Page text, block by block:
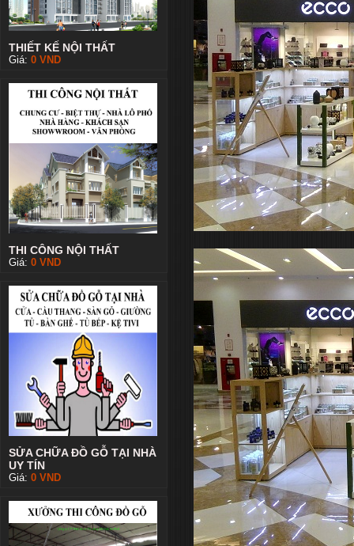
THIẾT KẾ NỘI THẤT
Giá: 0 VND
THI CÔNG NỘI THẤT
Giá: 0 VND
SỬA CHỮA ĐỒ GỖ TẠI NHÀ
UY TÍN
Giá: 0 VND